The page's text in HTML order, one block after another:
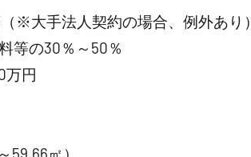
大手法人契約の場合、例外あり）
等の30％～50％
万円
59.66㎡）